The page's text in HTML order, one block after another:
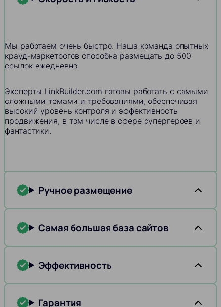
Мы работаем очень быстро. Наша команда опытных
крауд-маркетоогов способна размещать до 500
ссылок ежедневно.
Эксперты LinkBuilder.com готовы работать с самыми
сложными темами и требованиями, обеспечивая
высокий уровень контроля и эффективность
продвижения, в том числе в сфере супергероев и
фантастики.
Ручное размещение
Самая большая база сайтов
Эффективность
Гарантия